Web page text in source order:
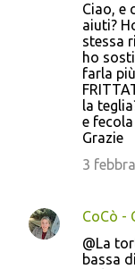
Ciao, e
aiuti?
stessa
ho
farla
la
e
Grazie
3
CoCò -
@La
bassa